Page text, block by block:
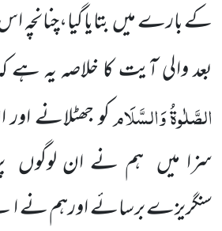
کے بارے میں بتایا
بعد والی آیت کا خلاصہ یہ
الصَّلٰوۃُوَالسَّلَامکو جھٹلانے
سزا میں ہم نے ان لوگوں
سنگریزے برسائے اورہم نے